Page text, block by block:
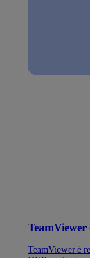
TeamViewer é